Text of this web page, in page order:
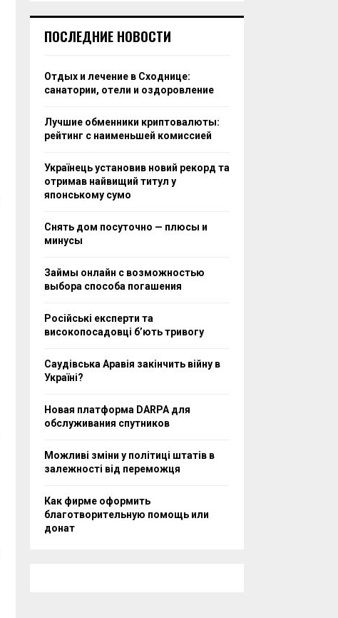
ПОСЛЕДНИЕ НОВОСТИ
Отдых и лечение в Сходнице:
санатории, отели и оздоровление
Лучшие обменники криптовалюты:
рейтинг с наименьшей комиссией
Українець установив новий рекорд та
отримав найвищий титул у
японському сумо
Снять дом посуточно — плюсы и
минусы
Займы онлайн с возможностью
выбора способа погашения
Російські експерти та
високопосадовці бʼють тривогу
Саудівська Аравія закінчить війну в
Україні?
Новая платформа DARPA для
обслуживания спутников
Можливі зміни у політиці штатів в
залежності від переможця
Как фирме оформить
благотворительную помощь или
донат